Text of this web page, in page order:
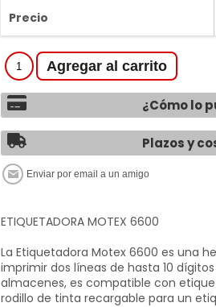
Precio
¿Cómo lo
Plazos y
ETIQUETADORA MOTEX 6600
La Etiquetadora Motex 6600 es una
imprimir dos líneas de hasta 10
almacenes, es compatible con
rodillo de tinta recargable para un